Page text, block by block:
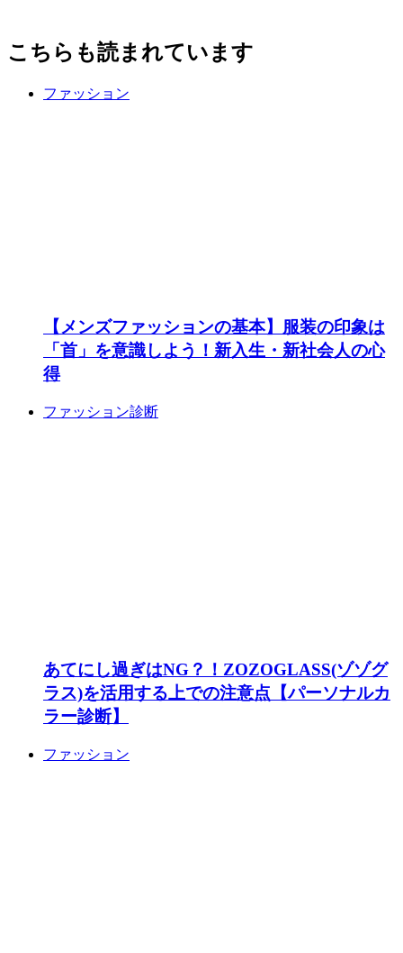
こちらも読まれています
ファッション
【メンズファッションの基本】服装の印象は
「首」を意識しよう！新入生・新社会人の心
得
ファッション診断
あてにし過ぎはNG？！ZOZOGLASS(ゾゾグ
ラス)を活用する上での注意点【パーソナルカ
ラー診断】
ファッション